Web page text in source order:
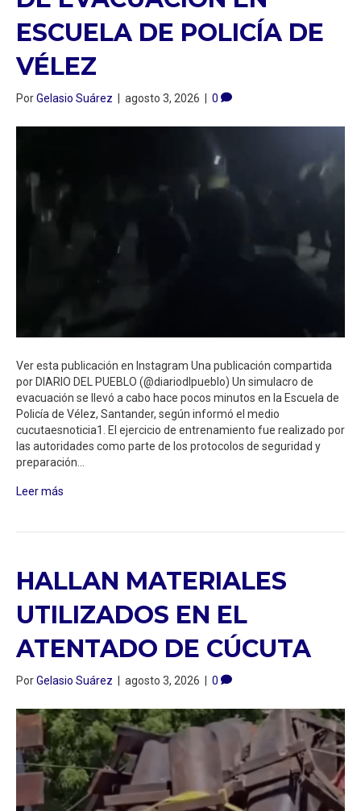
ESCUELA DE POLICÍA DE
VÉLEZ
PorGelasio Suárez | agosto 3, 2026 | 0
Ver esta publicación en Instagram Una publicación compartida
por DIARIO DEL PUEBLO (@diariodlpueblo) Un simulacro de
evacuación se llevó a cabo hace pocos minutos en la Escuela de
Policía de Vélez, Santander, según informó el medio
cucutaesnoticia1. El ejercicio de entrenamiento fue realizado por
las autoridades como parte de los protocolos de seguridad y
preparación…
Leer más
HALLAN MATERIALES
UTILIZADOS EN EL
ATENTADO DE CÚCUTA
PorGelasio Suárez agosto 3, 2026 0